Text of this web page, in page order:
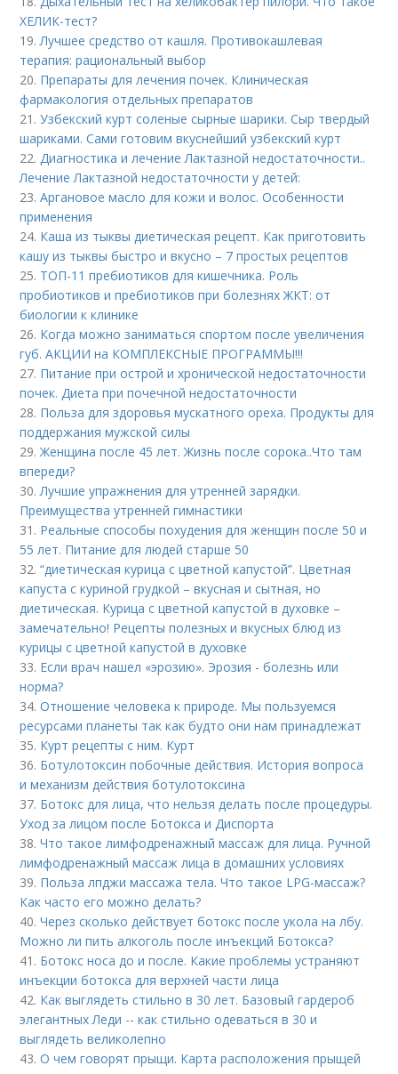
ХЕЛИК-тест?
19.Лучшее средство от кашля. Противокашлевая
терапия: рациональный выбор
20. Препараты для лечения почек. Клиническая
фармакология отдельных препаратов
21.Узбекский курт соленые сырные шарики. Сыр твердый
шариками. Сами готовим вкуснейший узбекский курт
22.Диагностика и лечение Лактазной недостаточности..
Лечение Лактазной недостаточности у детей:
23.Аргановое масло для кожи и волос. Особенности
применения
24. Каша из тыквы диетическая рецепт. Как приготовить
кашу из тыквы быстро и вкусно – 7 простых рецептов
25. ТОП-11 пребиотиков для кишечника. Роль
пробиотиков и пребиотиков при болезнях ЖКТ: от
биологии к клинике
26. Когда можно заниматься спортом после увеличения
губ. АКЦИИ на КОМПЛЕКСНЫЕ ПРОГРАММЫ!!!
27. Питание при острой и хронической недостаточности
почек. Диета при почечной недостаточности
28. Польза для здоровья мускатного ореха. Продукты для
поддержания мужской силы
29.Женщина после 45 лет. Жизнь после сорока..Что там
впереди?
30.Лучшие упражнения для утренней зарядки.
Преимущества утренней гимнастики
31. Реальные способы похудения для женщин после 50 и
55 лет. Питание для людей старше 50
32.“диетическая курица с цветной капустой”. Цветная
капуста с куриной грудкой – вкусная и сытная, но
диетическая. Курица с цветной капустой в духовке –
замечательно! Рецепты полезных и вкусных блюд из
курицы с цветной капустой в духовке
33. Если врач нашел «эрозию». Эрозия - болезнь или
норма?
34.Отношение человека к природе. Мы пользуемся
ресурсами планеты так как будто они нам принадлежат
35. Курт рецепты с ним. Курт
36. Ботулотоксин побочные действия. История вопроса
и механизм действия ботулотоксина
37. Ботокс для лица, что нельзя делать после процедуры.
Уход за лицом после Ботокса и Диспорта
38.Что такое лимфодренажный массаж для лица. Ручной
лимфодренажный массаж лица в домашних условиях
39. Польза лпджи массажа тела. Что такое LPG-массаж?
Как часто его можно делать?
40.Через сколько действует ботокс после укола на лбу.
Можно ли пить алкоголь после инъекций Ботокса?
41. Ботокс носа до и после. Какие проблемы устраняют
инъекции ботокса для верхней части лица
42. Как выглядеть стильно в 30 лет. Базовый гардероб
элегантных Леди -- как стильно одеваться в 30 и
выглядеть великолепно
43.О чем говорят прыщи. Карта расположения прыщей